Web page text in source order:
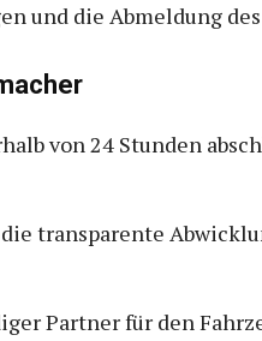
und die Abmeldung des
von 24 Stunden
transparente
Partner für den